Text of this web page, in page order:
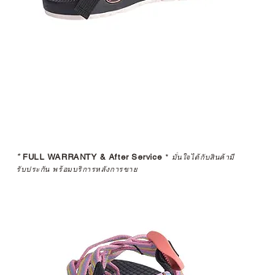
*FULL WARRANTY & After Service * มั่นใจได้กับสินค้ามี
รับประกัน พร้อมบริการหลังการขาย